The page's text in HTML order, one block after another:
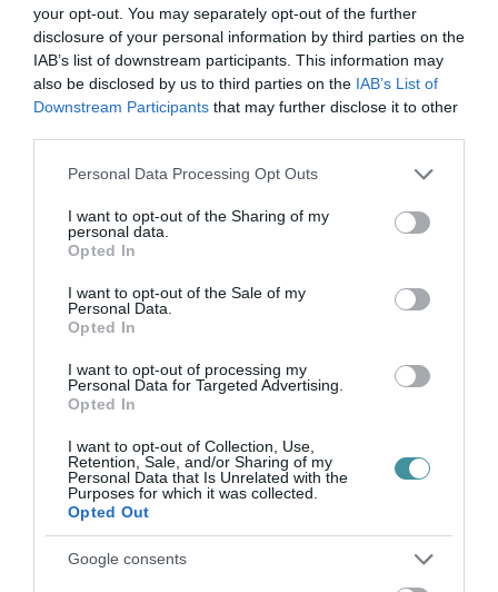
your opt-out. You may separately opt-out of the further
disclosure of your personal information by third parties on the
IAB’s list of downstream participants. This information may
also be disclosed by us to third parties on the IAB’s List of
Downstream Participants that may further disclose it to other
Please note that this website/app uses one or more Google
not limited to your visit or usage behaviour. You may click to
grant or deny consent to Google and its third-party tags to
use your data for below specified purposes in below Google
consent section.
Personal Data Processing Opt Outs
I want to opt-out of the Sharing of my
personal data.
Opted In
I want to opt-out of the Sale of my
Personal Data.
Opted In
I want to opt-out of processing my
Personal Data for Targeted Advertising.
Opted In
I want to opt-out of Collection, Use,
Retention, Sale, and/or Sharing of my
Personal Data that Is Unrelated with the
Purposes for which it was collected.
Opted Out
Google consents
ÚJ MAGYAR KÜLÜGYI STRATÉGIA KÉSZÜL,
TELJES SZAKÍTÁS JÖN A...
2026. augusztus 08| Mindenki ügye
AMIKÉRT ÉRDEMES MEGNÉZNI
2026. augusztus 08| Promóció
2026. augusztus 07 Mindenki ügye
TANULJ NÉMETÜL OTTHONRÓL: A
DIGITÁLIS TANULÁS ELŐNYEI
2026. augusztus 07|